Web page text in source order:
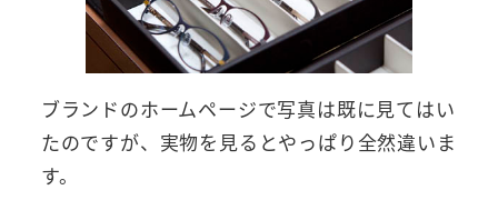
ブランドのホームページで写真は既に見てはい
たのですが、実物を見るとやっぱり全然違いま
す。